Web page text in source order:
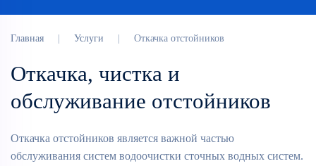
Главная Услуги Откачка отстойников
Откачка, чистка и
обслуживание отстойников
Откачка отстойников является важной частью
обслуживания систем водоочистки сточных водных систем.